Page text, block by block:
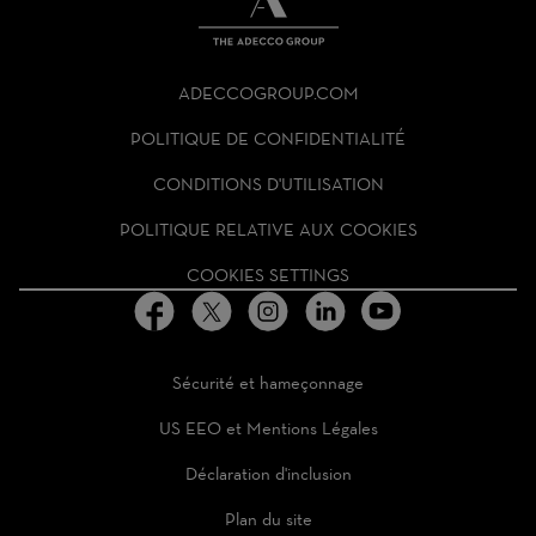
GROUP
HOMEPAGE
ADECCOGROUP.COM
POLITIQUE DE CONFIDENTIALITÉ
CONDITIONS D'UTILISATION
POLITIQUE RELATIVE AUX COOKIES
COOKIES SETTINGS
Sécurité et hameçonnage
US EEO et Mentions Légales
Déclaration d'inclusion
Plan du site